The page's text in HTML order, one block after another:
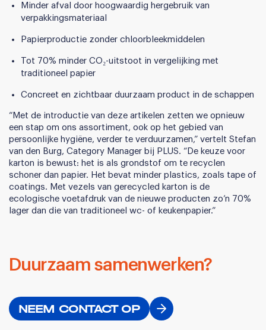
Minder afval door hoogwaardig hergebruik van
verpakkingsmateriaal
Papierproductie zonder chloorbleekmiddelen
Tot 70% minder CO₂-uitstoot in vergelijking met
traditioneel papier
Concreet en zichtbaar duurzaam product in de schappen
“Met de introductie van deze artikelen zetten we opnieuw
een stap om ons assortiment, ook op het gebied van
persoonlijke hygiëne, verder te verduurzamen,” vertelt Stefan
van den Burg, Category Manager bij PLUS. “De keuze voor
karton is bewust: het is als grondstof om te recyclen
schoner dan papier. Het bevat minder plastics, zoals tape of
coatings. Met vezels van gerecycled karton is de
ecologische voetafdruk van de nieuwe producten zo’n 70%
lager dan die van traditioneel wc- of keukenpapier.”
Duurzaam samenwerken?
NEEM CONTACT OP